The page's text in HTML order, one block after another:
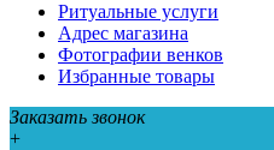
Ритуальные услуги
Адрес магазина
Фотографии венков
Избранные товары
Заказать звонок
+